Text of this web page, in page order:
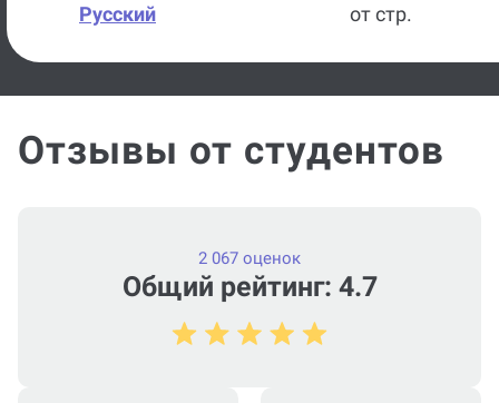
Русский от стр.
Отзывы от студентов
Общий рейтинг: 4.7
2 067 оценок